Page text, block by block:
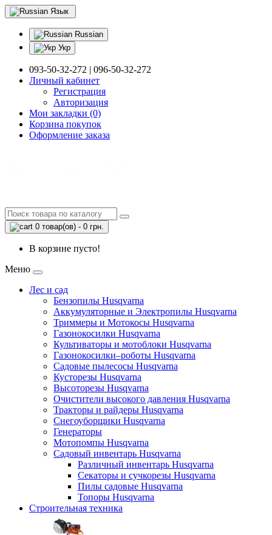
Язык
Russian
Укр
093-50-32-272 | 096-50-32-272
Личный кабинет
Регистрация
Авторизация
Мои закладки (0)
Корзина покупок
Оформление заказа
0 товар(ов) - 0 грн.
В корзине пусто!
Меню
Лес и сад
Бензопилы Husqvarna
Аккумуляторные и Электропилы Нusqvarna
Триммеры и Мотокосы Нusqvarna
Газонокосилки Husqvarna
Культиваторы и мотоблоки Husqvarna
Газонокосилки–роботы Husqvarna
Садовые пылесосы Husqvarna
Кусторезы Husqvarna
Высоторезы Husqvarna
Очистители высокого давления Husqvarna
Тракторы и райдеры Husqvarna
Снегоуборщики Husqvarna
Генераторы
Мотопомпы Husqvarna
Садовый инвентарь Husqvarna
Различный инвентарь Husqvarna
Секаторы и сучкорезы Husqvarna
Пилы садовые Husqvarna
Топоры Husqvarna
Строительная техника